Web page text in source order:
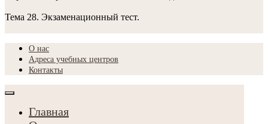
Тема 28. Экзаменационный тест.
О нас
Адреса учебных центров
Контакты
Главная